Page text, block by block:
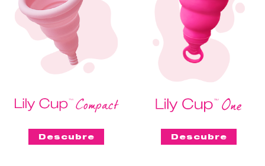
Descubre Descubre